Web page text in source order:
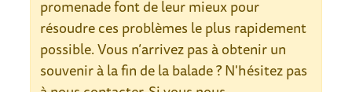
promenade font de leur mieux pour
résoudre ces problèmes le plus rapidement
possible. Vous n’arrivez pas à obtenir un
souvenir à la fin de la balade ? N'hésitez pas